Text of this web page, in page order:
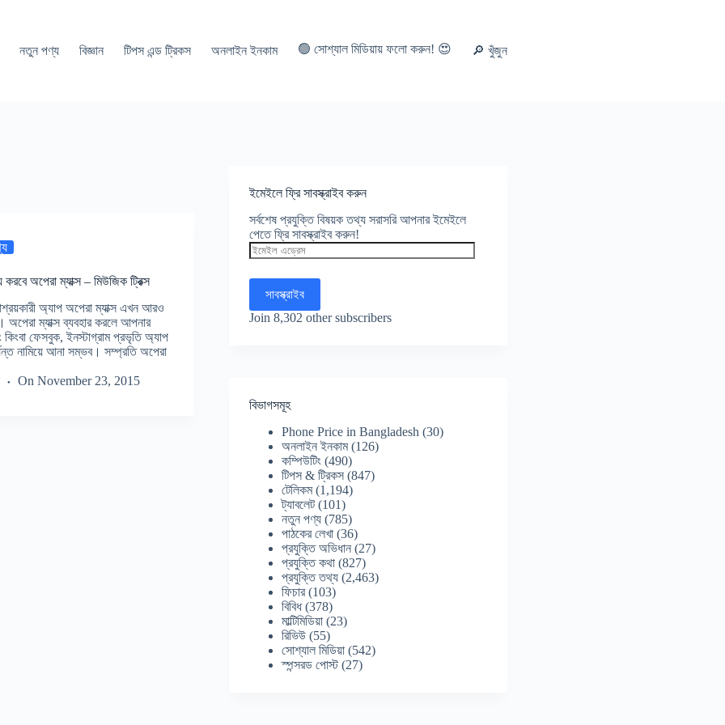
নতুন পণ্য বিজ্ঞান টিপস এন্ড ট্রিকস অনলাইন ইনকাম 🟢 সোশ্যাল মিডিয়ায় ফলো করুন! 😍 🔎 খুঁজুন
অপেরা ম্যাক্স – মিউজিক ট্রিক্স
অ্যাপ অপেরা ম্যাক্স এখন আরও
অপেরা ম্যাক্স ব্যবহার করলে আপনার
কিংবা ফেসবুক, ইনস্টাগ্রাম প্রভৃতি অ্যাপ
নামিয়ে আনা সম্ভব। সম্প্রতি অপেরা
On November 23, 2015
ইমেইলে ফ্রি সাবস্ক্রাইব করুন
সর্বশেষ প্রযুক্তি বিষয়ক তথ্য সরাসরি আপনার ইমেইলে
পেতে ফ্রি সাবস্ক্রাইব করুন!
ইমেইল
এড্রেস
সাবস্ক্রাইব
Join 8,302 other subscribers
বিভাগসমূহ
Phone Price in Bangladesh (30)
অনলাইন ইনকাম(126)
কম্পিউটিং (490)
টিপস & ট্রিকস (847)
টেলিকম(1,194)
ট্যাবলেট(101)
নতুন পণ্য (785)
পাঠকের লেখা (36)
প্রযুক্তি অভিধান (27)
প্রযুক্তি কথা (827)
প্রযুক্তি তথ্য (2,463)
ফিচার(103)
বিবিধ(378)
মাল্টিমিডিয়া (23)
রিভিউ (55)
সোশ্যাল মিডিয়া (542)
স্পন্সরড পোস্ট(27)